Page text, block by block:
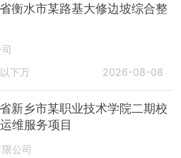
衡水市某路基大修边坡综合整
下万 2026-08-08
新乡市某职业技术学院二期校
维服务项目
公司